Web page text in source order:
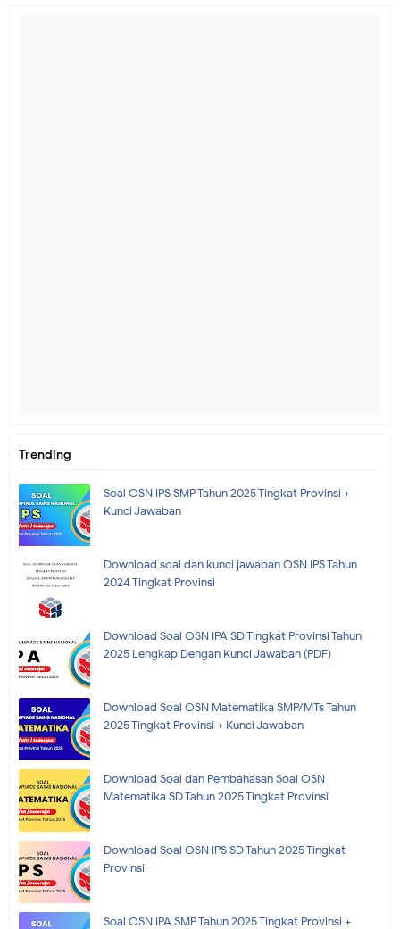
Trending
Soal OSN IPS SMP Tahun 2025 Tingkat Provinsi +
Kunci Jawaban
Download soal dan kunci jawaban OSN IPS Tahun
2024 Tingkat Provinsi
Download Soal OSN IPA SD Tingkat Provinsi Tahun
2025 Lengkap Dengan Kunci Jawaban (PDF)
Download Soal OSN Matematika SMP/MTs Tahun
2025 Tingkat Provinsi + Kunci Jawaban
Download Soal dan Pembahasan Soal OSN
Matematika SD Tahun 2025 Tingkat Provinsi
Download Soal OSN IPS SD Tahun 2025 Tingkat
Provinsi
Soal OSN IPA SMP Tahun 2025 Tingkat Provinsi +